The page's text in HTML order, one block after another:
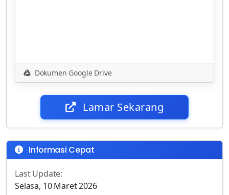
Dokumen Google Drive
Lamar Sekarang
Informasi Cepat
Last Update:
Selasa, 10 Maret 2026